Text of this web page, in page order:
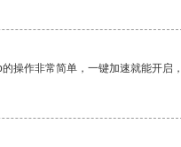
操作非常简单，一键加速就能开启